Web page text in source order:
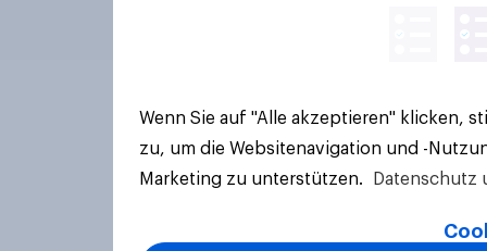
Wenn Sie auf "Alle akzeptieren" klicken,
zu, um die Websitenavigation und -
Marketing zu unterstützen.
Datenschutz